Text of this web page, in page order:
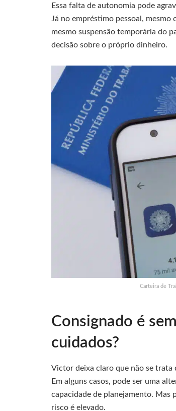
Essa falta de autonomia pode
Já no empréstimo pessoal,
mesmo suspensão temporária do
decisão sobre o próprio dinheiro.
Carteira de
Consignado é
cuidados?
Victor deixa claro que não se trata
Em alguns casos, pode ser uma
capacidade de planejamento. Mas
risco é elevado.